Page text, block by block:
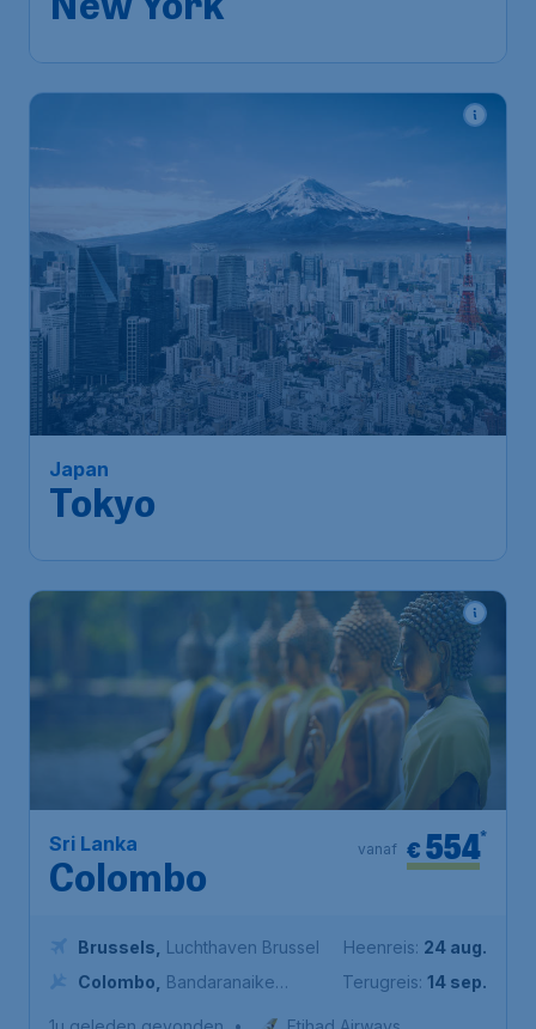
Luchthaven
Japan
Tokyo
€616*
vanaf
Tokyo
1u geleden gevonden
Sri Lanka
Colombo
€ 554*
vanaf
Brussels
Luchthaven Brussel
Colombo
Bandaranaike
Heenreis: 24 aug.
Terugreis: 14 sep.